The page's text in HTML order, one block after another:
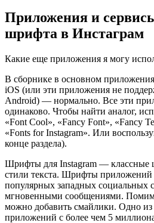
Приложения и
шрифта в Инстаграм
Какие еще приложения я могу
В сборнике в основном
iOS (или эти приложения не
Android) — нормально. Все эти
одинаково. Чтобы найти аналог,
«Font Cool», «Fancy Font», «Fancy
«Fonts for Instagram». Или
конце раздела).
Шрифты для Instagram — классные
стили текста. Шрифты приложений
популярных западных социальных
мгновенными сообщениями.
можно добавить смайлики. Одно
приложений с более чем 5